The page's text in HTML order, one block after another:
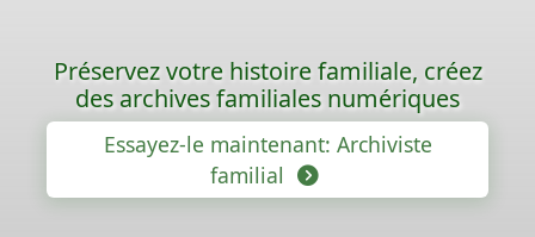
Préservez votre histoire familiale, créez
des archives familiales numériques
Essayez-le maintenant: Archiviste
familial